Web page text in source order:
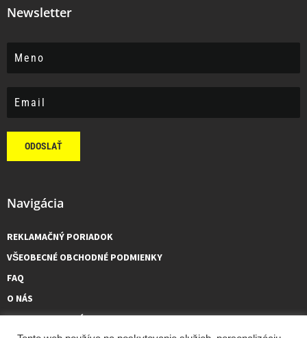
Newsletter
ODOSLAŤ
Navigácia
REKLAMAČNÝ PORIADOK
VŠEOBECNÉ OBCHODNÉ PODMIENKY
FAQ
O NÁS
KONTAKTUJTE NÁS